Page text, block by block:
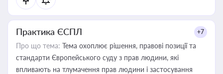
Практика ЄСПЛ +7
Про що тема: Тема охоплює рішення, правові позиції та
стандарти Європейського суду з прав людини, які
впливають на тлумачення прав людини і застосування